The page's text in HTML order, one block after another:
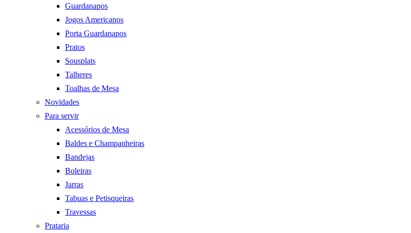
Guardanapos
Jogos Americanos
Porta Guardanapos
Pratos
Sousplats
Talheres
Toalhas de Mesa
Novidades
Para servir
Acessórios de Mesa
Baldes e Champanheiras
Bandejas
Boleiras
Jarras
Tabuas e Petisqueiras
Travessas
Prataria